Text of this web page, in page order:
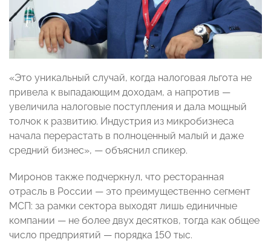
«Это уникальный случай, когда налоговая льгота не
привела к выпадающим доходам, а напротив —
увеличила налоговые поступления и дала мощный
толчок к развитию. Индустрия из микробизнеса
начала перерастать в полноценный малый и даже
средний бизнес», — объяснил спикер.
Миронов также подчеркнул, что ресторанная
отрасль в России — это преимущественно сегмент
МСП: за рамки сектора выходят лишь единичные
компании — не более двух десятков, тогда как общее
число предприятий — порядка 150 тыс.